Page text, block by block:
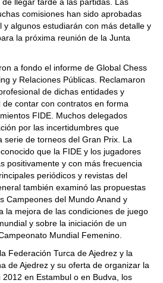
comisiones han sido aprobadas
y algunos estudiarán con más detalle y
la próxima reunión de la Junta
a fondo el informe de Global Chess
y Relaciones Públicas. Reclamaron
de dichas entidades y
contar con contratos en forma
FIDE. Muchos delegados
por las incertidumbres que
serie de torneos del Gran Prix. La
que la FIDE y los jugadores
positivamente y con más frecuencia
periódicos y revistas del
también examinó las propuestas
Campeones del Mundo Anand y
la mejora de las condiciones de juego
y sobre la iniciación de un
Mundial Femenino.
Federación Turca de Ajedrez y la
de Ajedrez y su oferta de organizar la
en Estambul o en Budva, los